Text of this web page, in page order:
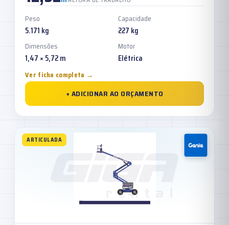
Peso
5.171 kg
Capacidade
227 kg
Dimensões
1,47 × 5,72 m
Motor
Elétrica
Ver ficha completa →
+ ADICIONAR AO ORÇAMENTO
ARTICULADA